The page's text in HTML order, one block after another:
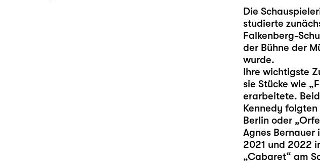
Die
studierte
Falkenberg-
der Bühne der
wurde.
Ihre wichtigste
sie Stücke wie
erarbeitete.
Kennedy folgten
Berlin oder
Agnes
2021 und 2022
„Cabaret“ am